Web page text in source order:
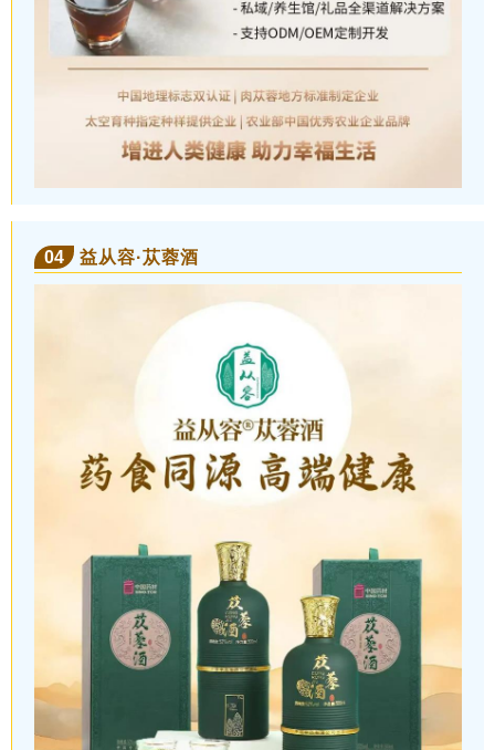
04 益从容·苁蓉酒